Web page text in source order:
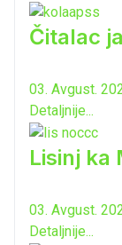
Čitalac
03. Avgust.
Detaljnije...
Lisinj ka
03. Avgust.
Detaljnije...